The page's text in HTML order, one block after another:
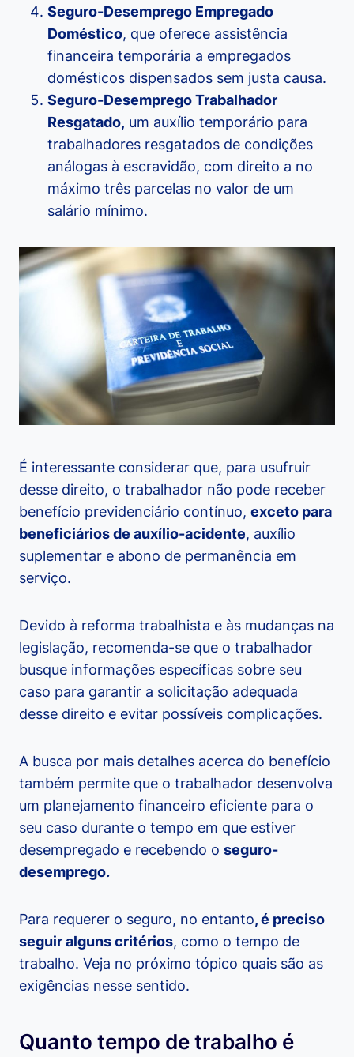
Seguro-Desemprego Empregado
Doméstico, que oferece assistência
financeira temporária a empregados
domésticos dispensados sem justa causa.
Seguro-Desemprego Trabalhador
Resgatado, um auxílio temporário para
trabalhadores resgatados de condições
análogas à escravidão, com direito a no
máximo três parcelas no valor de um
salário mínimo.
É interessante considerar que, para usufruir
desse direito, o trabalhador não pode receber
benefício previdenciário contínuo, exceto para
beneficiários de auxílio-acidente, auxílio
suplementar e abono de permanência em
serviço.
Devido à reforma trabalhista e às mudanças na
legislação, recomenda-se que o trabalhador
busque informações específicas sobre seu
caso para garantir a solicitação adequada
desse direito e evitar possíveis complicações.
A busca por mais detalhes acerca do benefício
também permite que o trabalhador desenvolva
um planejamento financeiro eficiente para o
seu caso durante o tempo em que estiver
desempregado e recebendo o seguro-
desemprego.
Para requerer o seguro, no entanto, é preciso
seguir alguns critérios, como o tempo de
trabalho. Veja no próximo tópico quais são as
exigências nesse sentido.
Quanto tempo de trabalho é